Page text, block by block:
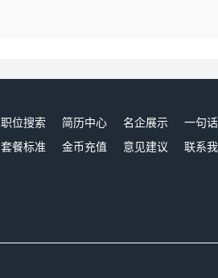
职位搜索 简历中心 名企展示 一句
套餐标准
金币充值 意见建议 联系我